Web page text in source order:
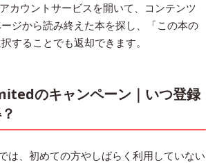
カウントサービスを開いて、コンテンツ
ジから読み終えた本を探し、「この本の
することでも返却できます。
のキャンペーン｜いつ登録
は、初めての方やしばらく利用していない